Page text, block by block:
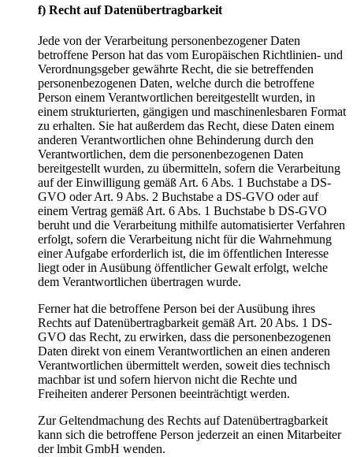
f) Recht auf Datenübertragbarkeit
Jede von der Verarbeitung personenbezogener Daten
betroffene Person hat das vom Europäischen Richtlinien- und
Verordnungsgeber gewährte Recht, die sie betreffenden
personenbezogenen Daten, welche durch die betroffene
Person einem Verantwortlichen bereitgestellt wurden, in
einem strukturierten, gängigen und maschinenlesbaren Format
zu erhalten. Sie hat außerdem das Recht, diese Daten einem
anderen Verantwortlichen ohne Behinderung durch den
Verantwortlichen, dem die personenbezogenen Daten
bereitgestellt wurden, zu übermitteln, sofern die Verarbeitung
auf der Einwilligung gemäß Art. 6 Abs. 1 Buchstabe a DS-
GVO oder Art. 9 Abs. 2 Buchstabe a DS-GVO oder auf
einem Vertrag gemäß Art. 6 Abs. 1 Buchstabe b DS-GVO
beruht und die Verarbeitung mithilfe automatisierter Verfahren
erfolgt, sofern die Verarbeitung nicht für die Wahrnehmung
einer Aufgabe erforderlich ist, die im öffentlichen Interesse
liegt oder in Ausübung öffentlicher Gewalt erfolgt, welche
dem Verantwortlichen übertragen wurde.
Ferner hat die betroffene Person bei der Ausübung ihres
Rechts auf Datenübertragbarkeit gemäß Art. 20 Abs. 1 DS-
GVO das Recht, zu erwirken, dass die personenbezogenen
Daten direkt von einem Verantwortlichen an einen anderen
Verantwortlichen übermittelt werden, soweit dies technisch
machbar ist und sofern hiervon nicht die Rechte und
Freiheiten anderer Personen beeinträchtigt werden.
Zur Geltendmachung des Rechts auf Datenübertragbarkeit
kann sich die betroffene Person jederzeit an einen Mitarbeiter
der lmbit GmbH wenden.